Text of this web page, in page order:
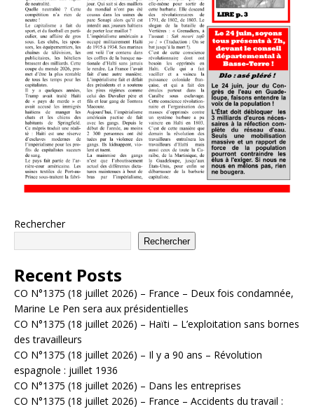
Rechercher
Rechercher
Recent Posts
CO N°1375 (18 juillet 2026) – France – Deux fois condamnée,
Marine Le Pen sera aux présidentielles
CO N°1375 (18 juillet 2026) – Haïti – L’exploitation sans bornes
des travailleurs
CO N°1375 (18 juillet 2026) – Il y a 90 ans – Révolution
espagnole : juillet 1936
CO N°1375 (18 juillet 2026) – Dans les entreprises
CO N°1375 (18 juillet 2026) – France – Accidents du travail :